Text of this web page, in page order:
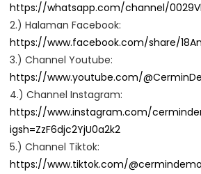
https://whatsapp.com/channel/
2.) Halaman Facebook:
https://www.facebook.com/share/
3.) Channel Youtube:
https://www.youtube.com/
4.) Channel Instagram:
https://www.instagram.com/
igsh=ZzF6djc2YjU0a2k2
5.) Channel Tiktok:
https://www.tiktok.com/